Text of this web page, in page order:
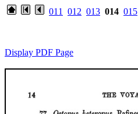
011 012 013 014 015
Display PDF Page